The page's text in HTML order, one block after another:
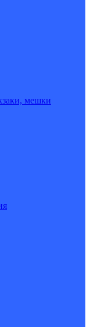
мешки